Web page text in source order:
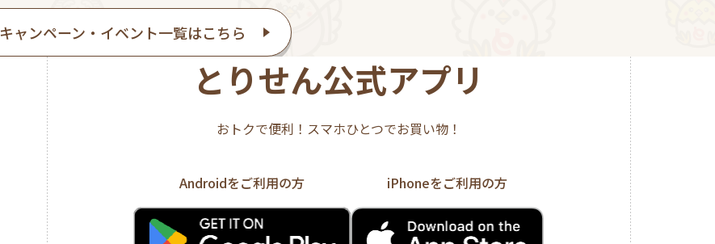
キャンペーン・イベント一覧はこちら
とりせん公式アプリ
おトクで便利！スマホひとつでお買い物！
Androidをご利用の方 iPhoneをご利用の方